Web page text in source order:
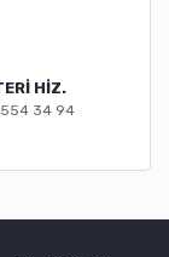
HİZ.
34 94